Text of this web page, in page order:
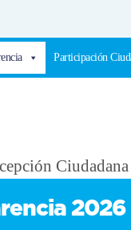
Participación
2026